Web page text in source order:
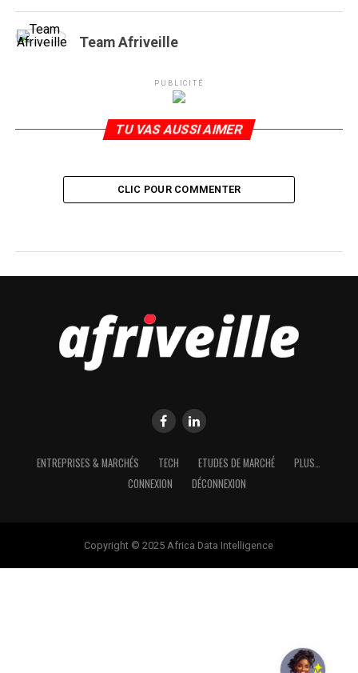
Team Afriveille
PUBLICITÉ
TU VAS AUSSI AIMER
CLIC POUR COMMENTER
ENTREPRISES & MARCHÉS TECH ETUDES DE MARCHÉ
PLUS…
CONNEXION
DÉCONNEXION
Copyright © 2025 Africa Data Intelligence